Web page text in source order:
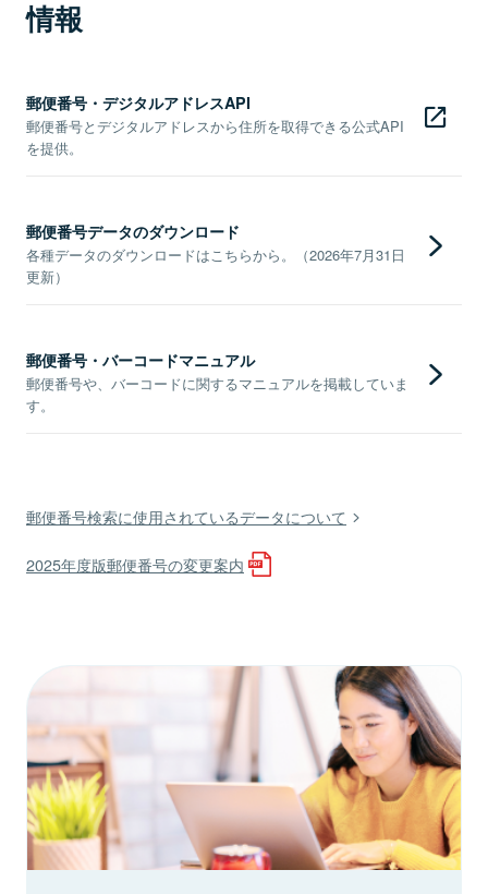
情報
郵便番号・デジタルアドレスAPI
郵便番号とデジタルアドレスから住所を取得できる公式API
を提供。
郵便番号データのダウンロード
各種データのダウンロードはこちらから。（2026年7月31日
更新）
郵便番号・バーコードマニュアル
郵便番号や、バーコードに関するマニュアルを掲載していま
す。
郵便番号検索に使用されているデータについて
2025年度版郵便番号の変更案内